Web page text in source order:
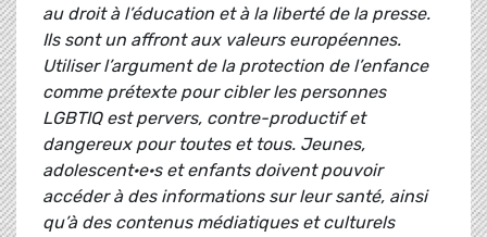
au droit à l’éducation et à la liberté de la presse.
Ils sont un affront aux valeurs européennes.
Utiliser l’argument de la protection de l’enfance
comme prétexte pour cibler les personnes
LGBTIQ est pervers, contre-productif et
dangereux pour toutes et tous. Jeunes,
adolescent·e·s et enfants doivent pouvoir
accéder à des informations sur leur santé, ainsi
qu’à des contenus médiatiques et culturels